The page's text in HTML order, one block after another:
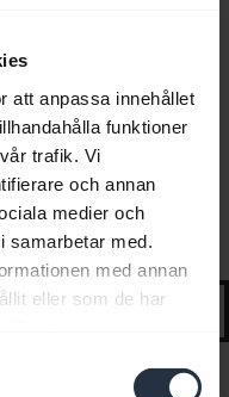
att anpassa innehållet
funktioner
trafik. Vi
och annan
medier och
med.
med annan
eller som de har
komma igång